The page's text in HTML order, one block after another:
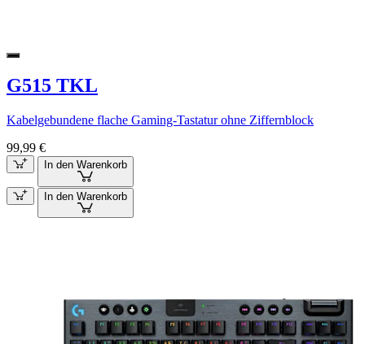
G515 TKL
Kabelgebundene flache Gaming-Tastatur ohne Ziffernblock
99,99 €
In den Warenkorb
In den Warenkorb